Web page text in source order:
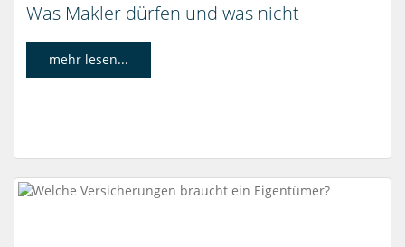
Was Makler dürfen und was nicht
mehr lesen...